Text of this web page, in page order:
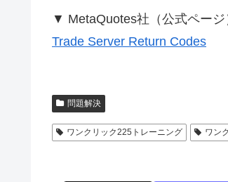
▼ MetaQuotes社（公式ペー
Trade Server Return Codes
問題解決
ワンクリック225トレーニング ワン